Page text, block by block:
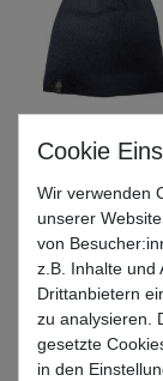
Wir verwenden
unserer
von
z.B. Inhalte und
Drittanbietern
zu analysieren.
gesetzte
in den